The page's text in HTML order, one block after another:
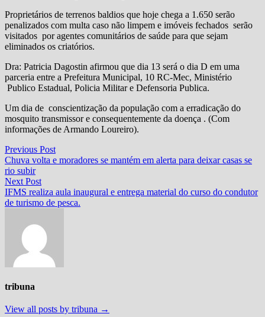
Proprietários de terrenos baldios que hoje chega a 1.650 serão
penalizados com multa caso não limpem e imóveis fechados serão
visitados por agentes comunitários de saúde para que sejam
eliminados os criatórios.
Dra: Patricia Dagostin afirmou que dia 13 será o dia D em uma
parceria entre a Prefeitura Municipal, 10 RC-Mec, Ministério
Publico Estadual, Policia Militar e Defensoria Publica.
Um dia de conscientização da população com a erradicação do
mosquito transmissor e consequentemente da doença . (Com
informações de Armando Loureiro).
Navegação
de
Post
Previous PostPrevious
post:
Chuva volta e moradores se mantém em alerta para deixar casas se
rio subir
Next PostNext
post:
IFMS realiza aula inaugural e entrega material do curso do condutor
de turismo de pesca.
tribuna
View all posts by tribuna →